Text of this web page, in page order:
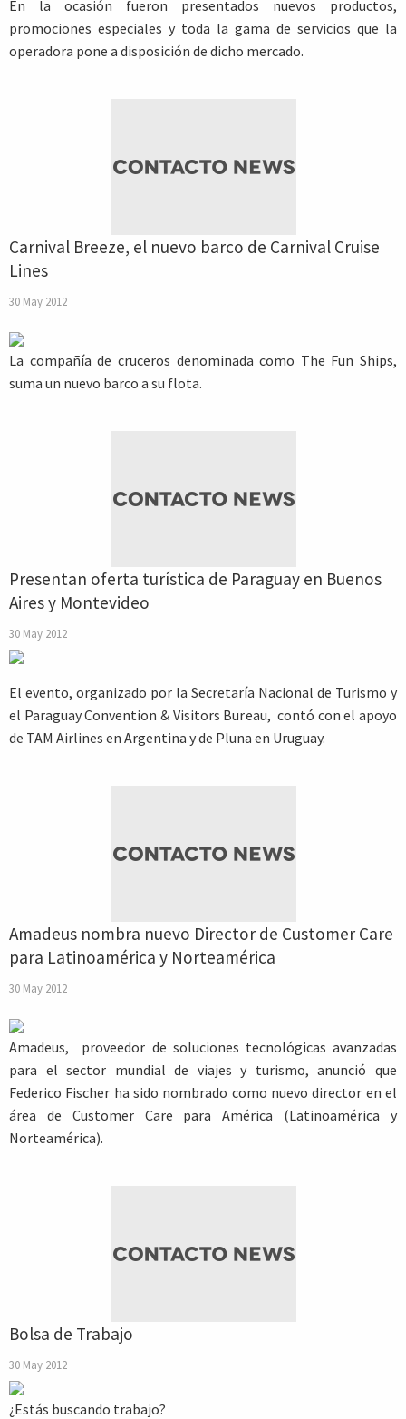
En la ocasión fueron presentados nuevos productos,
promociones especiales y toda la gama de servicios que la
operadora pone a disposición de dicho mercado.
Carnival Breeze, el nuevo barco de Carnival Cruise
Lines
30 May 2012
La compañía de cruceros denominada como The Fun Ships,
suma un nuevo barco a su flota.
Presentan oferta turística de Paraguay en Buenos
Aires y Montevideo
30 May 2012
El evento, organizado por la Secretaría Nacional de Turismo y
el Paraguay Convention & Visitors Bureau, contó con el apoyo
de TAM Airlines en Argentina y de Pluna en Uruguay.
Amadeus nombra nuevo Director de Customer Care
para Latinoamérica y Norteamérica
30 May 2012
Amadeus, proveedor de soluciones tecnológicas avanzadas
para el sector mundial de viajes y turismo, anunció que
Federico Fischer ha sido nombrado como nuevo director en el
área de Customer Care para América (Latinoamérica y
Norteamérica).
Bolsa de Trabajo
30 May 2012
¿Estás buscando trabajo?